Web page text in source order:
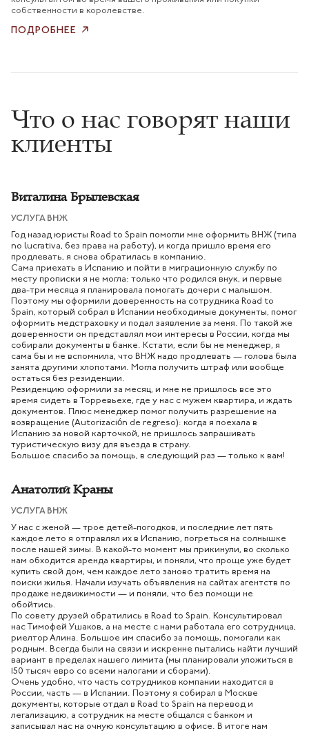
собственности в королевстве.
ПОДРОБНЕЕ
Что о нас говорят наши
клиенты
Виталина Брылевская
УСЛУГА ВНЖ
Год назад юристы Road to Spain помогли мне оформить ВНЖ (типа
no lucrativa, без права на работу), и когда пришло время его
продлевать, я снова обратилась в компанию.
Сама приехать в Испанию и пойти в миграционную службу по
месту прописки я не могла: только что родился внук, и первые
два-три месяца я планировала помогать дочери с малышом.
Поэтому мы оформили доверенность на сотрудника Road to
Spain, который собрал в Испании необходимые документы, помог
оформить медстраховку и подал заявление за меня. По такой же
доверенности он представлял мои интересы в России, когда мы
собирали документы в банке. Кстати, если бы не менеджер, я
сама бы и не вспомнила, что ВНЖ надо продлевать — голова была
занята другими хлопотами. Могла получить штраф или вообще
остаться без резиденции.
Резиденцию оформили за месяц, и мне не пришлось все это
время сидеть в Торревьехе, где у нас с мужем квартира, и ждать
документов. Плюс менеджер помог получить разрешение на
возвращение (Autorización de regreso): когда я поехала в
Испанию за новой карточкой, не пришлось запрашивать
туристическую визу для въезда в страну.
Большое спасибо за помощь, в следующий раз — только к вам!
Анатолий Краны
УСЛУГА ВНЖ
У нас с женой — трое детей-погодков, и последние лет пять
каждое лето я отправлял их в Испанию, погреться на солнышке
после нашей зимы. В какой-то момент мы прикинули, во сколько
нам обходится аренда квартиры, и поняли, что проще уже будет
купить свой дом, чем каждое лето заново тратить время на
поиски жилья. Начали изучать объявления на сайтах агентств по
продаже недвижимости — и поняли, что без помощи не
обойтись.
По совету друзей обратились в Road to Spain. Консультировал
нас Тимофей Ушаков, а на месте с нами работала его сотрудница,
риелтор Алина. Большое им спасибо за помощь, помогали как
родным. Всегда были на связи и искренне пытались найти лучший
вариант в пределах нашего лимита (мы планировали уложиться в
150 тысяч евро со всеми налогами и сборами).
Очень удобно, что часть сотрудников компании находится в
России, часть — в Испании. Поэтому я собирал в Москве
документы, которые отдал в Road to Spain на перевод и
легализацию, а сотрудник на месте общался с банком и
записывал нас на очную консультацию в офисе. В итоге нам